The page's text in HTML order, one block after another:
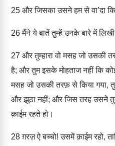
25 और जिसका उसने हम से वा’दा
26मैंने ये बातें तुम्हें उनके बारे में
27 और तुम्हारा वो मसह जो उसकी
है; और तुम इसके मोहताज नहीं कि
मसह जो उसकी तरफ़ से किया गया,
और झूठा नहीं; और जिस तरह उसने
क़ाईम रहते हो।
28ग़रज़ ऐ बच्चो! उसमें क़ाईम रहो,